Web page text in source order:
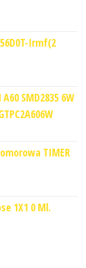
Irmf(2
A60 SMD2835 6W
TIMER
1X1 0 Ml.